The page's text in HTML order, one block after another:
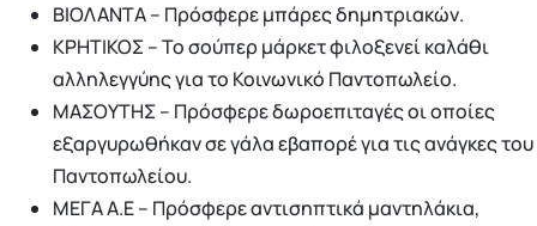
ΒΙΟΛΑΝΤΑ – Πρόσφερε μπάρες δημητριακών.
ΚΡΗΤΙΚΟΣ – Το σούπερ μάρκετ φιλοξενεί καλάθι
αλληλεγγύης για το Κοινωνικό Παντοπωλείο.
ΜΑΣΟΥΤΗΣ – Πρόσφερε δωροεπιταγές οι οποίες
εξαργυρωθήκαν σε γάλα εβαπορέ για τις ανάγκες του
Παντοπωλείου.
ΜΕΓΑ Α.Ε – Πρόσφερε αντισηπτικά μαντηλάκια,